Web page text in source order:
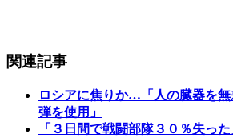
関連記事
ロシアに焦りか…「人の臓器を
弾を使用」
「３日間で戦闘部隊３０％失っ